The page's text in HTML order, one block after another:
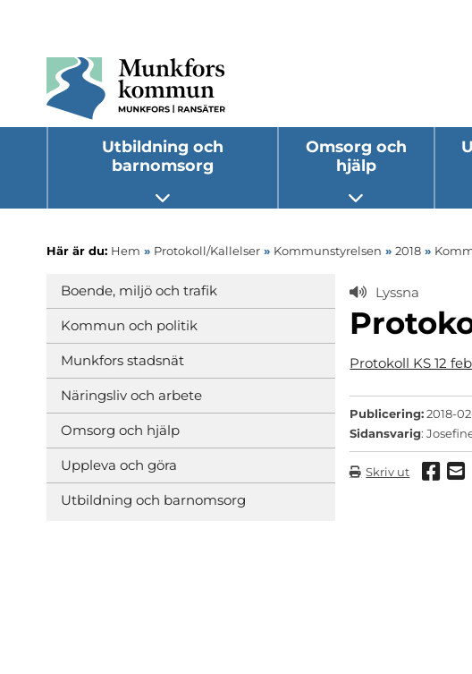
Utbildning och
barnomsorg
Öppna undermeny
Omsorg och
hjälp
Öppna
Här är du: Hem » Protokoll/Kallelser » Kommunstyrelsen » 2018 »
Boende, miljö och trafik
Kommun och politik
Munkfors stadsnät
Näringsliv och arbete
Omsorg och hjälp
Uppleva och göra
Utbildning och barnomsorg
Lyssna
Protokoll KS 12 feb
Publicering:2018-
Sidansvarig:
Skriv ut